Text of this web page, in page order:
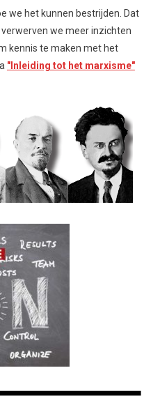
we het kunnen bestrijden. Dat
we meer inzichten
kennis te maken met het
"Inleiding tot het marxisme"